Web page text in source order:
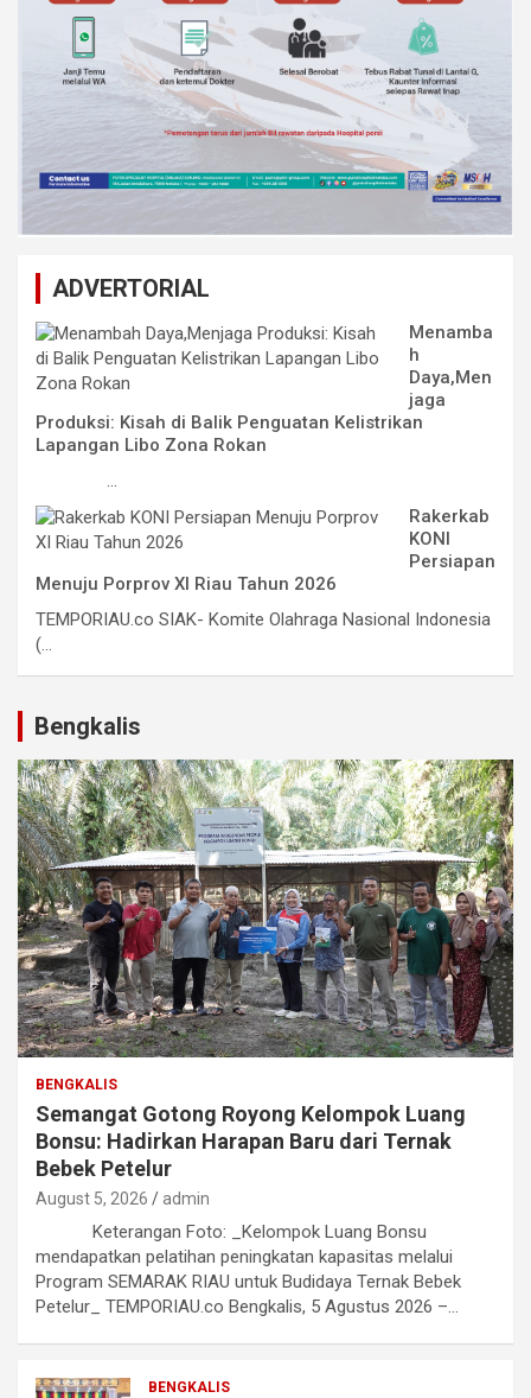
ADVERTORIAL
Menamba
h
Daya,Men
jaga
Produksi: Kisah di Balik Penguatan Kelistrikan
Lapangan Libo Zona Rokan
...
Rakerkab
KONI
Persiapan
Menuju Porprov XI Riau Tahun 2026
TEMPORIAU.co SIAK- Komite Olahraga Nasional Indonesia
(...
Bengkalis
BENGKALIS
Semangat Gotong Royong Kelompok Luang
Bonsu: Hadirkan Harapan Baru dari Ternak
Bebek Petelur
August 5, 2026 admin
Keterangan Foto: _Kelompok Luang Bonsu
mendapatkan pelatihan peningkatan kapasitas melalui
Program SEMARAK RIAU untuk Budidaya Ternak Bebek
Petelur_ TEMPORIAU.co Bengkalis, 5 Agustus 2026 –…
BENGKALIS